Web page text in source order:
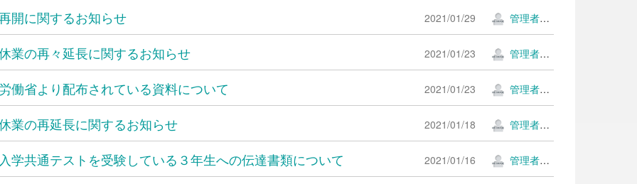
開に関するお知らせ 2021/01/29 管理者ＫＫ
業の再々延長に関するお知らせ 2021/01/23 管理者ＫＫ
働省より配布されている資料について 2021/01/23 管理者ＫＫ
業の再延長に関するお知らせ 2021/01/18 管理者ＫＫ
学共通テストを受験している３年生への伝達書類について 2021/01/16 管理者ＫＫ